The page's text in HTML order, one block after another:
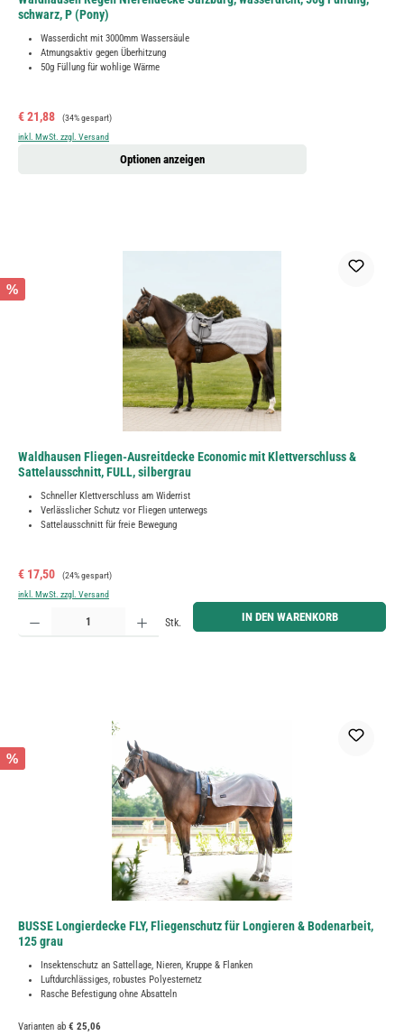
schwarz, P (Pony)
Wasserdicht mit 3000mm Wassersäule
Atmungsaktiv gegen Überhitzung
50g Füllung für wohlige Wärme
Verkaufspreis:
€ 21,88 Regulärer Preis:
(34% gespart)
inkl. MwSt. zzgl. Versand
Optionen anzeigen
%
Waldhausen Fliegen-Ausreitdecke Economic mit Klettverschluss &
Sattelausschnitt, FULL, silbergrau
Schneller Klettverschluss am Widerrist
Verlässlicher Schutz vor Fliegen unterwegs
Sattelausschnitt für freie Bewegung
Verkaufspreis:
€ 17,50 Regulärer Preis:
(24% gespart)
inkl. MwSt. zzgl. Versand
Produkt Anzahl: Gib den gewünschten Wert ein oder benutze die Schaltflächen um die Anzahl zu
Stk. IN DEN WARENKORB
%
BUSSE Longierdecke FLY, Fliegenschutz für Longieren & Bodenarbeit,
125 grau
Insektenschutz an Sattellage, Nieren, Kruppe & Flanken
Luftdurchlässiges, robustes Polyesternetz
Rasche Befestigung ohne Absatteln
Varianten ab € 25,06